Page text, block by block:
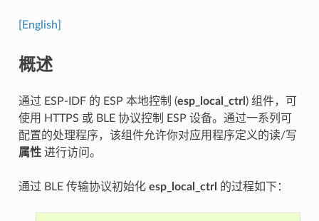
[English]
概述
通过 ESP-IDF 的 ESP 本地控制 (esp_local_ctrl ) 组件，可
使用 HTTPS 或 BLE 协议控制 ESP 设备。通过一系列可
配置的处理程序，该组件允许你对应用程序定义的读/写
属性进行访问。
通过 BLE 传输协议初始化 esp_local_ctrl 的过程如下：